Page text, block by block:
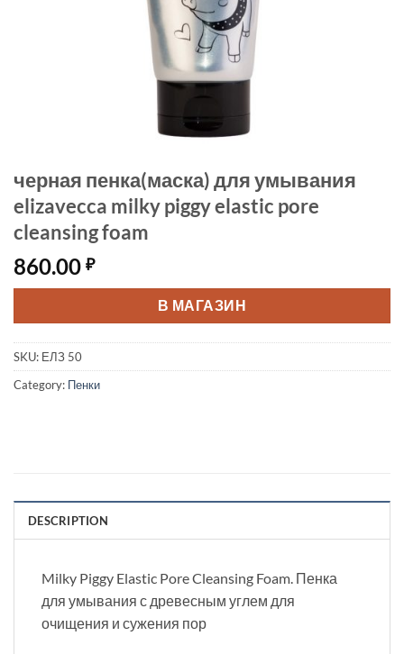
черная пенка(маска) для умывания
elizavecca milky piggy elastic pore
cleansing foam
860.00 ₽
В МАГАЗИН
SKU: ЕЛЗ 50
Category: Пенки
DESCRIPTION
Milky Piggy Elastic Pore Cleansing Foam. Пенка
для умывания с древесным углем для
очищения и сужения пор